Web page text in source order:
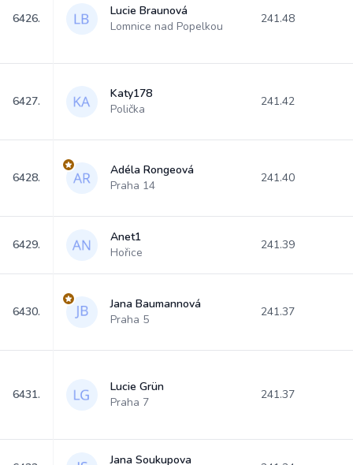
6426.
Lucie Braunová
Lomnice nad Popelkou
241.48
6427.
Katy178
Polička
241.42
6428.
Adéla Rongeová
Praha 14
241.40
6429.
Anet1
Hořice
241.39
6430.
Jana Baumannová
Praha 5
241.37
6431.
Lucie Grün
Praha 7
241.37
Jana Soukupova